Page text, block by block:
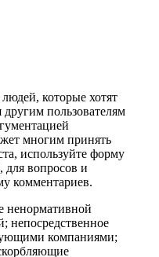
которые хотят
пользователям
многим принять
используйте форму
для вопросов и
комментариев.
ненормативной
непосредственное
компаниями;